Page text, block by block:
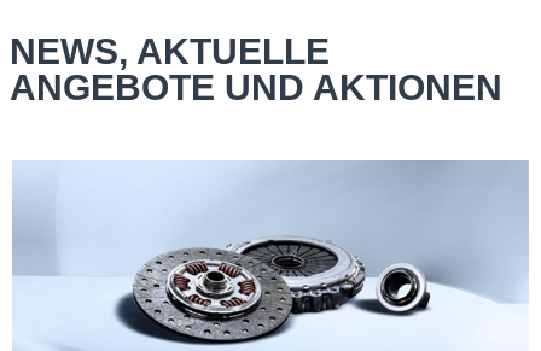
NEWS, AKTUELLE
ANGEBOTE UND AKTIONEN